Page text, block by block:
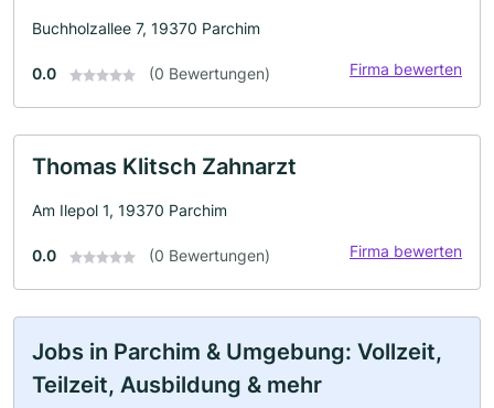
Buchholzallee 7, 19370 Parchim
0.0 (0 Bewertungen) Firma bewerten
Thomas Klitsch Zahnarzt
Am Ilepol 1, 19370 Parchim
0.0 (0 Bewertungen) Firma bewerten
Jobs in Parchim & Umgebung: Vollzeit,
Teilzeit, Ausbildung & mehr